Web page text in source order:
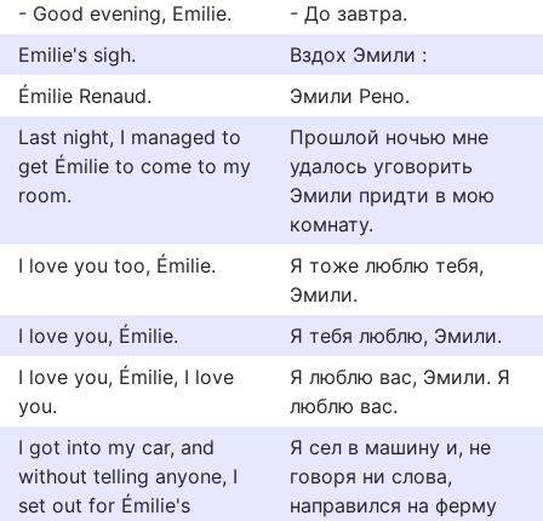
- Good evening, Emilie.
- До завтра.
Emilie's sigh.
Вздох Эмили :
Émilie Renaud.
Эмили Рено.
Last night, I managed to
get Émilie to come to my
room.
Прошлой ночью мне
удалось уговорить
Эмили придти в мою
комнату.
I love you too, Émilie.
Я тоже люблю тебя,
Эмили.
I love you, Émilie.
Я тебя люблю, Эмили.
I love you, Émilie, I love
you.
Я люблю вас, Эмили. Я
люблю вас.
I got into my car, and
without telling anyone, I
set out for Émilie's
Я сел в машину и, не
говоря ни слова,
направился на ферму